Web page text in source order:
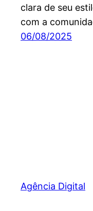
clara de seu
com a
06/08/2025
Agência Digital